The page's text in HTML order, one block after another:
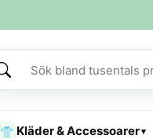
👕 Kläder & Accessoarer▾